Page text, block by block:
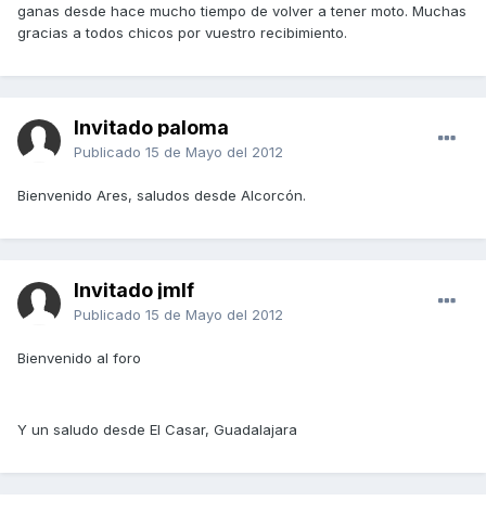
ganas desde hace mucho tiempo de volver a tener moto. Muchas
gracias a todos chicos por vuestro recibimiento.
Invitado paloma
Publicado 15 de Mayo del 2012
Bienvenido Ares, saludos desde Alcorcón.
Invitado jmlf
Publicado 15 de Mayo del 2012
Bienvenido al foro
Y un saludo desde El Casar, Guadalajara